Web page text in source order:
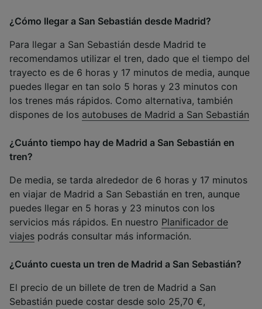
¿Cómo llegar a San Sebastián desde Madrid?
Para llegar a San Sebastián desde Madrid te
recomendamos utilizar el tren, dado que el tiempo del
trayecto es de 6 horas y 17 minutos de media, aunque
puedes llegar en tan solo 5 horas y 23 minutos con
los trenes más rápidos. Como alternativa, también
dispones de los autobuses de Madrid a San Sebastián
¿Cuánto tiempo hay de Madrid a San Sebastián en
tren?
De media, se tarda alrededor de 6 horas y 17 minutos
en viajar de Madrid a San Sebastián en tren, aunque
puedes llegar en 5 horas y 23 minutos con los
servicios más rápidos. En nuestro Planificador de
viajes podrás consultar más información.
¿Cuánto cuesta un tren de Madrid a San Sebastián?
El precio de un billete de tren de Madrid a San
Sebastián puede costar desde solo 25,70 €,